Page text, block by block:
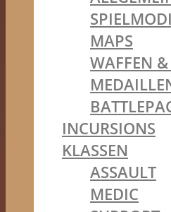
SPIELMODI
MAPS
WAFFEN
INCURSIONS
KLASSEN
ASSAULT
MEDIC